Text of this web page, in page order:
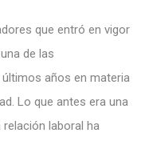
que entró en vigor
de las
años en materia
Lo que antes era una
laboral ha